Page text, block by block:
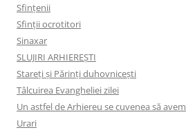
Sfințenii
Sfinții ocrotitori
Sinaxar
SLUJIRI ARHIEREȘTI
Stareți și Părinți duhovnicești
Tâlcuirea Evangheliei zilei
Un astfel de Arhiereu se cuvenea să avem
Urari